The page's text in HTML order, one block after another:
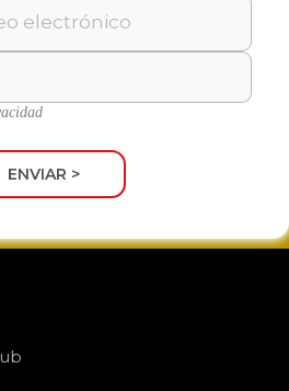
DE NUESTRAS
ENVIAR >